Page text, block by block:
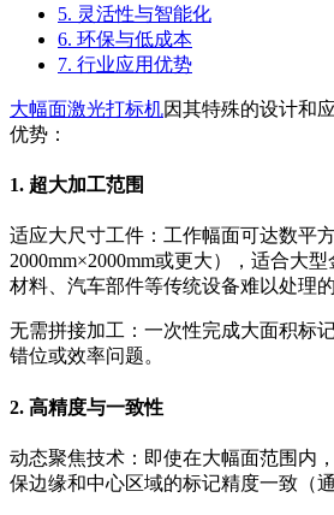
5. 灵活性与智能化
6. 环保与低成本
7. 行业应用优势
大幅面激光打标机因其特殊的设计和
优势：
1. 超大加工范围
适应大尺寸工件：工作幅面可达数平
2000mm×2000mm或更大），适合大
材料、汽车部件等传统设备难以处理
无需拼接加工：一次性完成大面积标
错位或效率问题。
2. 高精度与一致性
动态聚焦技术：即使在大幅面范围内
保边缘和中心区域的标记精度一致（通